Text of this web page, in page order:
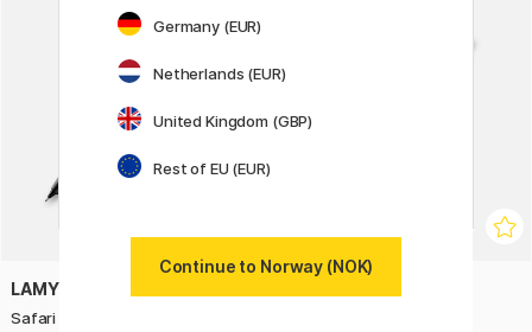
LAMY
Safari Mekanisk Blyant
Germany (EUR)
Netherlands (EUR)
United Kingdom (GBP)
Rest of EU (EUR)
Continue to Norway (NOK)